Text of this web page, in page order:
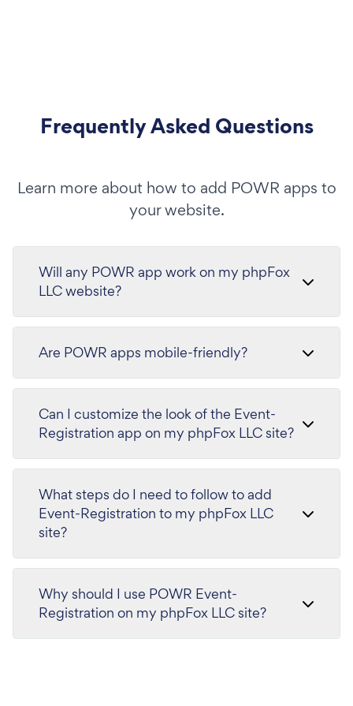
Frequently Asked Questions
Learn more about how to add POWR apps to
your website.
Will any POWR app work on my phpFox
LLC website?
Are POWR apps mobile-friendly?
Can I customize the look of the Event-
Registration app on my phpFox LLC site?
What steps do I need to follow to add
Event-Registration to my phpFox LLC
site?
Why should I use POWR Event-
Registration on my phpFox LLC site?